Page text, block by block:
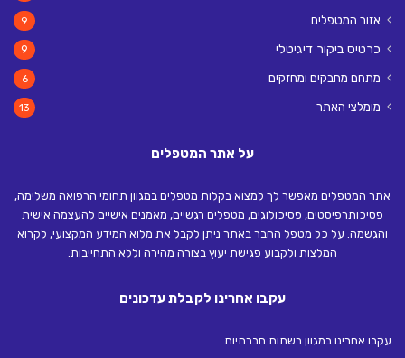
אזור המטפלים 9
כרטיס ביקור דיגיטלי 9
מתחם מחבקים ומחזקים 6
מומלצי האתר 13
על אתר המטפלים
אתר המטפלים מאפשר לך למצוא בקלות מטפלים במגוון תחומי הרפואה משלימה,
פסיכותרפיסטים, פסיכולוגים, מטפלים רגשיים, מאמנים אישיים להעצמה אישית
והגשמה. על כל מטפל החבר באתר ניתן לקבל את מלוא המידע המקצועי, לקרוא
המלצות ולקבוע פגישת יעוץ בצורה מהירה וללא התחייבות.
עקבו אחרינו לקבלת עדכונים
עקבו אחרינו במגוון רשתות חברתיות